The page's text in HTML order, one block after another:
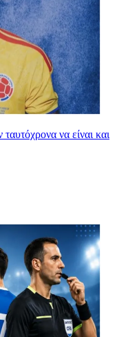
να είναι και